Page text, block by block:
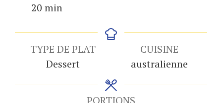
20 minutes
min
TYPE DE PLAT
Dessert
CUISINE
australienne
PORTIONS